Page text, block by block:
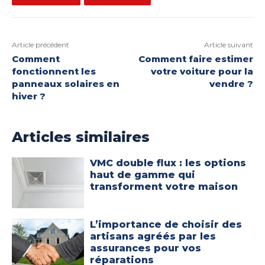
Article précédent
Comment
fonctionnent les
panneaux solaires en
hiver ?
Article suivant
Comment faire estimer
votre voiture pour la
vendre ?
Articles similaires
VMC double flux : les options
haut de gamme qui
transforment votre maison
L’importance de choisir des
artisans agréés par les
assurances pour vos
réparations